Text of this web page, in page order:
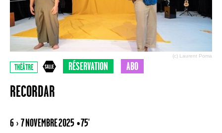
(c) Laurent Poma
THÉÂTRE RÉSERVATION ABO
RECORDAR
6 › 7 NOVEMBRE 2025 • 75'